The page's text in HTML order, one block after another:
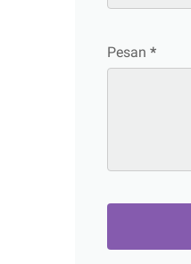
Pesan *